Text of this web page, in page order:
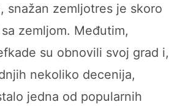
snažan zemljotres je skoro
zemljom. Međutim,
su obnovili svoj grad i,
nekoliko decenija,
jedna od popularnih